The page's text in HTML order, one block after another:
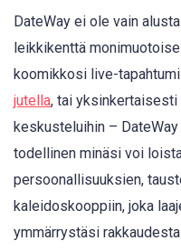
DateWay ei ole vain
leikkikenttä
koomikkosi live-
jutella, tai
keskusteluihin –
todellinen minäsi voi
persoonallisuuksien,
kaleidoskooppiin, joka
ymmärrystäsi